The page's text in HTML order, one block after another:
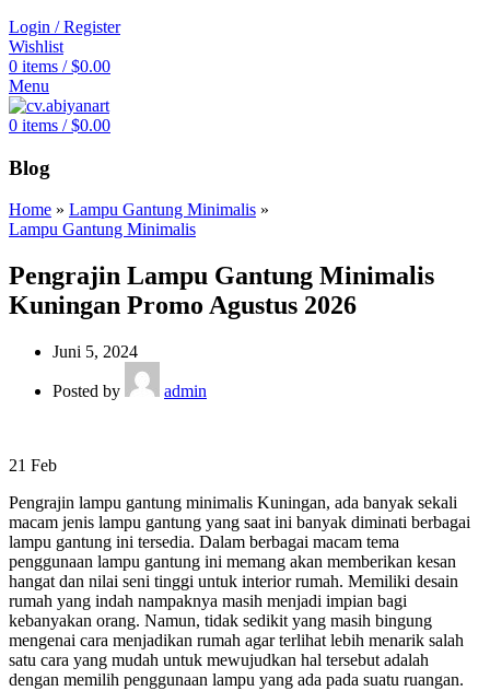
Login / Register
Wishlist
0 items / $0.00
Menu
0 items / $0.00
Blog
Home » Lampu Gantung Minimalis »
Lampu Gantung Minimalis
Pengrajin Lampu Gantung Minimalis
Kuningan Promo Agustus 2026
Juni 5, 2024
Posted by admin
21 Feb
Pengrajin lampu gantung minimalis Kuningan, ada banyak sekali
macam jenis lampu gantung yang saat ini banyak diminati berbagai
lampu gantung ini tersedia. Dalam berbagai macam tema
penggunaan lampu gantung ini memang akan memberikan kesan
hangat dan nilai seni tinggi untuk interior rumah. Memiliki desain
rumah yang indah nampaknya masih menjadi impian bagi
kebanyakan orang. Namun, tidak sedikit yang masih bingung
mengenai cara menjadikan rumah agar terlihat lebih menarik salah
satu cara yang mudah untuk mewujudkan hal tersebut adalah
dengan memilih penggunaan lampu yang ada pada suatu ruangan.